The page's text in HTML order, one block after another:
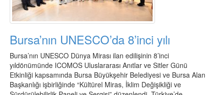
Bursa’nın UNESCO’da 8’inci yılı
Bursa’nın UNESCO Dünya Mirası ilan edilişinin 8’inci
yıldönümünde ICOMOS Uluslararası Anıtlar ve Sitler Günü
Etkinliği kapsamında Bursa Büyükşehir Belediyesi ve Bursa Alan
Başkanlığı işbirliğinde “Kültürel Miras, İklim Değişikliği ve